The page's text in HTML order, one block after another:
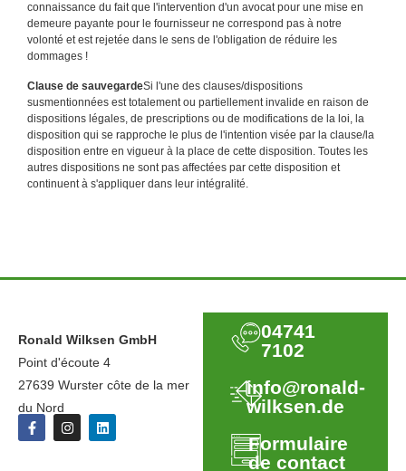
connaissance du fait que l'intervention d'un avocat pour une mise en
demeure payante pour le fournisseur ne correspond pas à notre
volonté et est rejetée dans le sens de l'obligation de réduire les
dommages !
Clause de sauvegardeSi l'une des clauses/dispositions
susmentionnées est totalement ou partiellement invalide en raison de
dispositions légales, de prescriptions ou de modifications de la loi, la
disposition qui se rapproche le plus de l'intention visée par la clause/la
disposition entre en vigueur à la place de cette disposition. Toutes les
autres dispositions ne sont pas affectées par cette disposition et
continuent à s'appliquer dans leur intégralité.
Ronald Wilksen GmbH
Point d'écoute 4
27639 Wurster côte de la mer
du Nord
04741
7102
info@ronald-
wilksen.de
Formulaire
de contact